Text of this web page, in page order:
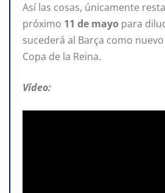
Así las cosas, únicamente
próximo 11 de mayo para
sucederá al Barça como
Copa de la Reina.
Vídeo: